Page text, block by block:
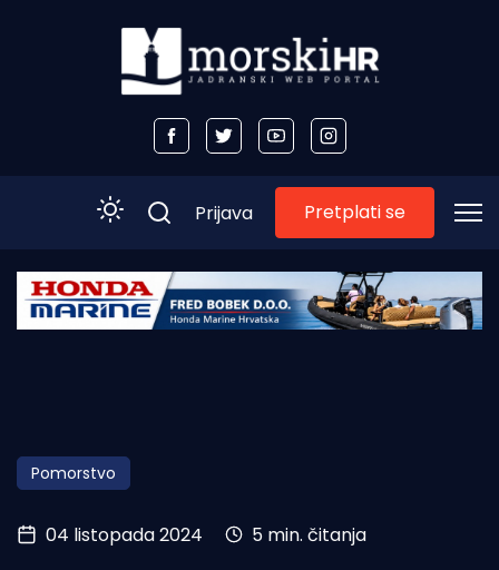
Početna
Obala
Otoci
Turizam i nautika
Prijava Pretplati se
Pomorstvo
04 listopada 2024 5 min. čitanja